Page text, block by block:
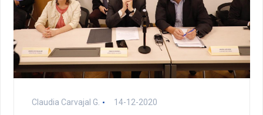
Claudia Carvajal G. 14-12-2020